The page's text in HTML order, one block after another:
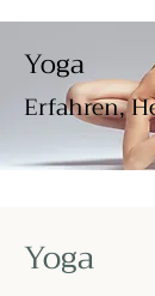
Yoga
Erfahren,
Yoga